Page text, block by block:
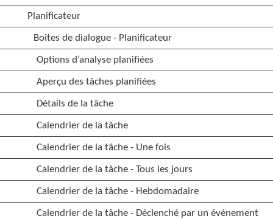
Planificateur
Boîtes de dialogue - Planificateur
Options d’analyse planifiées
Aperçu des tâches planifiées
Détails de la tâche
Calendrier de la tâche
Calendrier de la tâche - Une fois
Calendrier de la tâche - Tous les jours
Calendrier de la tâche - Hebdomadaire
Calendrier de la tâche - Déclenché par un événement